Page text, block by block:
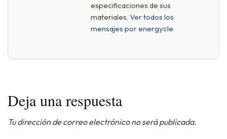
especificaciones de sus
materiales. Ver todos los
mensajes por energycle
Deja una respuesta
Tu dirección de correo electrónico no será publicada.